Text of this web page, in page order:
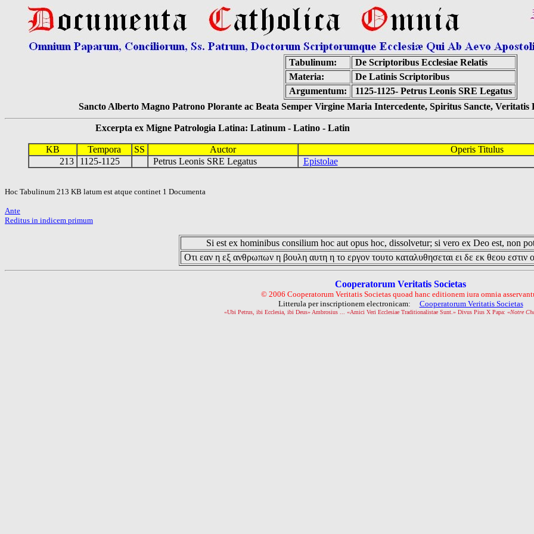
Tabulinum:
De Scriptoribus Ecclesiae Relatis
Materia:
De Latinis Scriptoribus
Argumentum:
1125-1125- Petrus Leonis SRE Legatus
Sancto Alberto Magno Patrono Plorante ac Beata Semper Virgine Maria Intercedente, Spiritus Sancte,
Excerpta ex Migne Patrologia Latina: Latinum - Latino - Latin
KB Tempora SS Auctor Operis Titulus
213
1125-1125 Petrus Leonis SRE Legatus Epistolae
Hoc Tabulinum 213 KB latum est atque continet 1 Documenta
Ante
Reditus in indicem primum
Si est ex hominibus consilium hoc aut opus hoc, dissolvetur; si vero ex Deo est, non
Οτι εαν η εξ ανθρωπων η βουλη αυτη η το εργον τουτο καταλυθησεται ει δε εκ θεου εστιν
Cooperatorum Veritatis Societas
© 2006 Cooperatorum Veritatis Societas quoad hanc editionem iura omnia
Litterula per inscriptionem electronicam: Cooperatorum Veritatis Societas
«Ubi Petrus, ibi Ecclesia, ibi Deus» Ambrosius ... «Amici Veri Ecclesiae Traditionalistae Sunt.» Divus Pius X Papa: «Notre